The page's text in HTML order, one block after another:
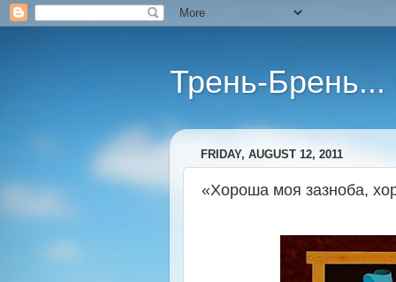
Трень-Брень...
FRIDAY, AUGUST 12, 2011
«Хороша моя зазноба,